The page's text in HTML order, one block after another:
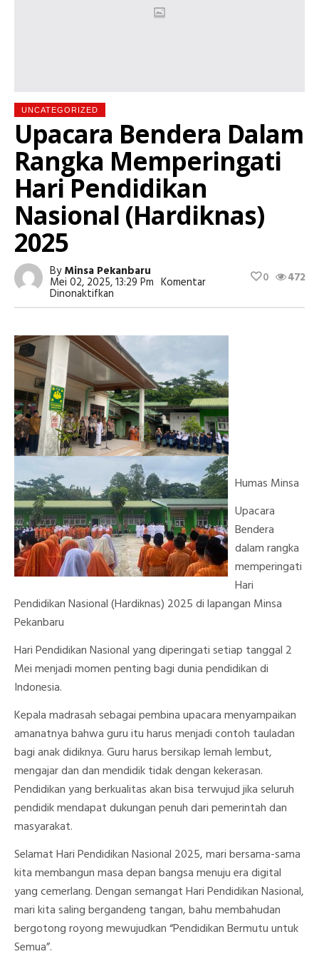
UNCATEGORIZED
Upacara Bendera Dalam
Rangka Memperingati
Hari Pendidikan
Nasional (Hardiknas)
2025
ByMinsa Pekanbaru
Mei 02, 2025, 13:29 Pm Komentar
Dinonaktifkan
Upacara
Rangka
Memperingati
Hari
Pendidikan
Nasional
(Hardiknas)
2025
472
0
Humas Minsa
Upacara
Bendera
dalam rangka
memperingati
Hari
Pendidikan Nasional (Hardiknas) 2025 di lapangan Minsa
Pekanbaru
Hari Pendidikan Nasional yang diperingati setiap tanggal 2
Mei menjadi momen penting bagi dunia pendidikan di
Indonesia.
Kepala madrasah sebagai pembina upacara menyampaikan
amanatnya bahwa guru itu harus menjadi contoh tauladan
bagi anak didiknya. Guru harus bersikap lemah lembut,
mengajar dan dan mendidik tidak dengan kekerasan.
Pendidikan yang berkualitas akan bisa terwujud jika seluruh
pendidik mendapat dukungan penuh dari pemerintah dan
masyarakat.
Selamat Hari Pendidikan Nasional 2025, mari bersama-sama
kita membangun masa depan bangsa menuju era digital
yang cemerlang. Dengan semangat Hari Pendidikan Nasional,
mari kita saling bergandeng tangan, bahu membahudan
bergotong royong mewujudkan “Pendidikan Bermutu untuk
Semua”.